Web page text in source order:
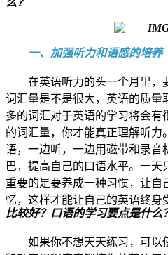
一、加强听力和语感的培养
在英语听力的头一个月里，
词汇量是不是很大，英语的质量
多的词汇对于英语的学习将会有
的词汇量，你才能真正理解听
语，一边听，一边用磁带和录音
巴，提高自己的口语水平。一
重要的是要养成一种习惯，让自
忆，这样才能让自己的英语终身
比较好？口语的学习要点是什么
如果你不想天天练习，可以